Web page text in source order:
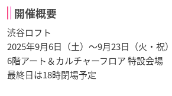
開催概要
渋谷ロフト
2025年9月6日（土）～9月23日（火・祝）
6階アート＆カルチャーフロア 特設会場
最終日は18時閉場予定